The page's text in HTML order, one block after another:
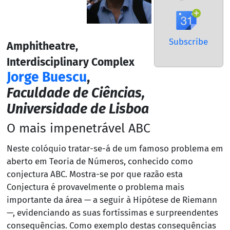
Subscribe
Amphitheatre,
Interdisciplinary Complex
Jorge Buescu,
Faculdade de Ciências,
Universidade de Lisboa
O mais impenetrável ABC
Neste colóquio tratar-se-á de um famoso problema em
aberto em Teoria de Números, conhecido como
conjectura ABC. Mostra-se por que razão esta
Conjectura é provavelmente o problema mais
importante da área — a seguir à Hipótese de Riemann
—, evidenciando as suas fortíssimas e surpreendentes
consequências. Como exemplo destas consequências